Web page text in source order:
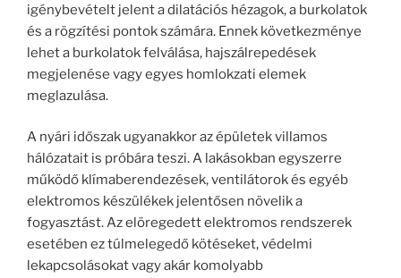
igénybevételt jelent a dilatációs hézagok, a burkolatok
és a rögzítési pontok számára. Ennek következménye
lehet a burkolatok felválása, hajszálrepedések
megjelenése vagy egyes homlokzati elemek
meglazulása.
A nyári időszak ugyanakkor az épületek villamos
hálózatait is próbára teszi. A lakásokban egyszerre
működő klímaberendezések, ventilátorok és egyéb
elektromos készülékek jelentősen növelik a
fogyasztást. Az elöregedett elektromos rendszerek
esetében ez túlmelegedő kötéseket, védelmi
lekapcsolásokat vagy akár komolyabb